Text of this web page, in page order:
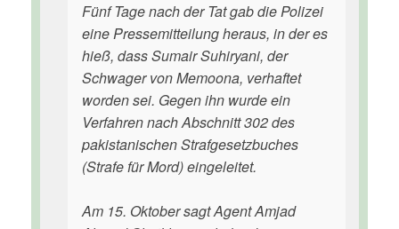
Fünf Tage nach der Tat gab die Polizei
eine Pressemitteilung heraus, in der es
hieß, dass Sumair Suhiryani, der
Schwager von Memoona, verhaftet
worden sei. Gegen ihn wurde ein
Verfahren nach Abschnitt 302 des
pakistanischen Strafgesetzbuches
(Strafe für Mord) eingeleitet.
Am 15. Oktober sagt Agent Amjad